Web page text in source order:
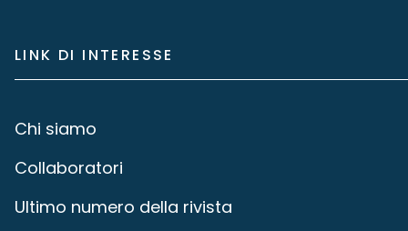
LINK DI INTERESSE
Chi siamo
Collaboratori
Ultimo numero della rivista